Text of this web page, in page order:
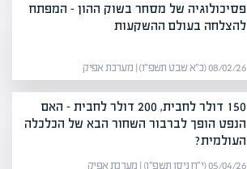
פסיכולוגיה של מסחר בשוק ההון – המפתח
להצלחה בעולם ההשקעות
08/02/26 (כ״א שבט תשפ״ו) | מערכת אפיק
150 דולר לחבית, 200 דולר לחבית – האם
הנפט הופך לברבור השחור הבא של הכלכלה
העולמית?
05/04/26 (י״ח ניסן תשפ״ו) | מערכת אפיק